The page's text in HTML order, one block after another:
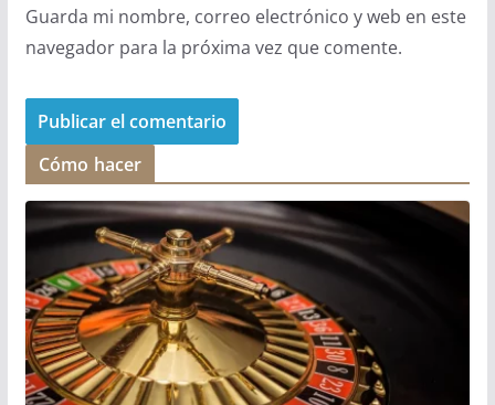
Guarda mi nombre, correo electrónico y web en este
navegador para la próxima vez que comente.
Cómo hacer